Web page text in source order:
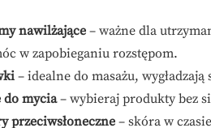
nawilżające – ważne dla
w zapobieganiu rozstępom.
– idealne do masażu,
do mycia– wybieraj produkty bez
przeciwsłoneczne– skóra w